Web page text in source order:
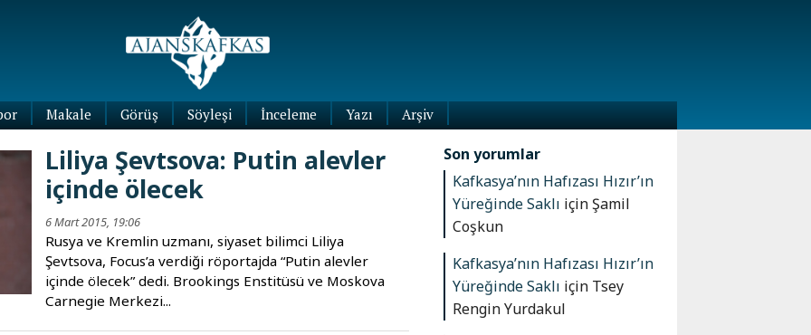
Makale Görüş Söyleşi İnceleme
Yazı
Yazıları
Arşiv
Liliya Şevtsova: Putin alevler
içinde ölecek
6 Mart 2015, 19:06
Rusya ve Kremlin uzmanı, siyaset bilimci Liliya
Şevtsova, Focus’a verdiği röportajda “Putin alevler
içinde ölecek” dedi. Brookings Enstitüsü ve Moskova
Carnegie Merkezi...
Son yorumlar
Kafkasya’nın Hafızası Hızır’ın
Yüreğinde Saklı içinŞamil
Coşkun
Kafkasya’nın Hafızası Hızır’ın
Yüreğinde Saklı için Tsey
Rengin Yurdakul